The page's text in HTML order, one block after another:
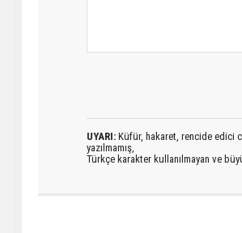
UYARI: Küfür, hakaret, rencide edici
yazılmamış,
Türkçe karakter kullanılmayan ve